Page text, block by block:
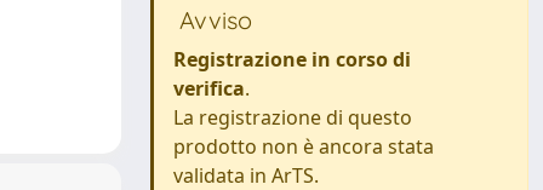
Avviso
Registrazione in corso di
verifica.
La registrazione di questo
prodotto non è ancora stata
validata in ArTS.